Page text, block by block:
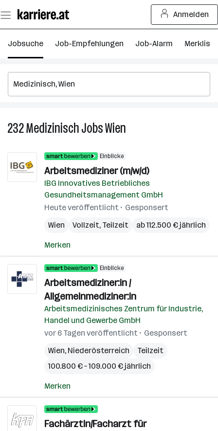
Seiteninhalt
springen
Anmelden
Jobsuche Job-Empfehlungen Job-Alarm Merkliste
232MedizinischJobsWien
Wien
Einblicke
Arbeitsmediziner (m/w/d)
IBG Innovatives Betriebliches
Gesundheitsmanagement GmbH
Heute veröffentlicht
Gesponsert
Wien
Vollzeit, Teilzeit ab 112.500 € jährlich
Merken
Einblicke
Arbeitsmediziner:in /
Allgemeinmediziner:in
Arbeitsmedizinisches Zentrum für Industrie,
Handel und Gewerbe GmbH
vor 6 Tagen veröffentlicht
Gesponsert
Wien, Niederösterreich
Teilzeit
100.800 € – 109.000 € jährlich
Merken
Fachärztin/Facharzt für